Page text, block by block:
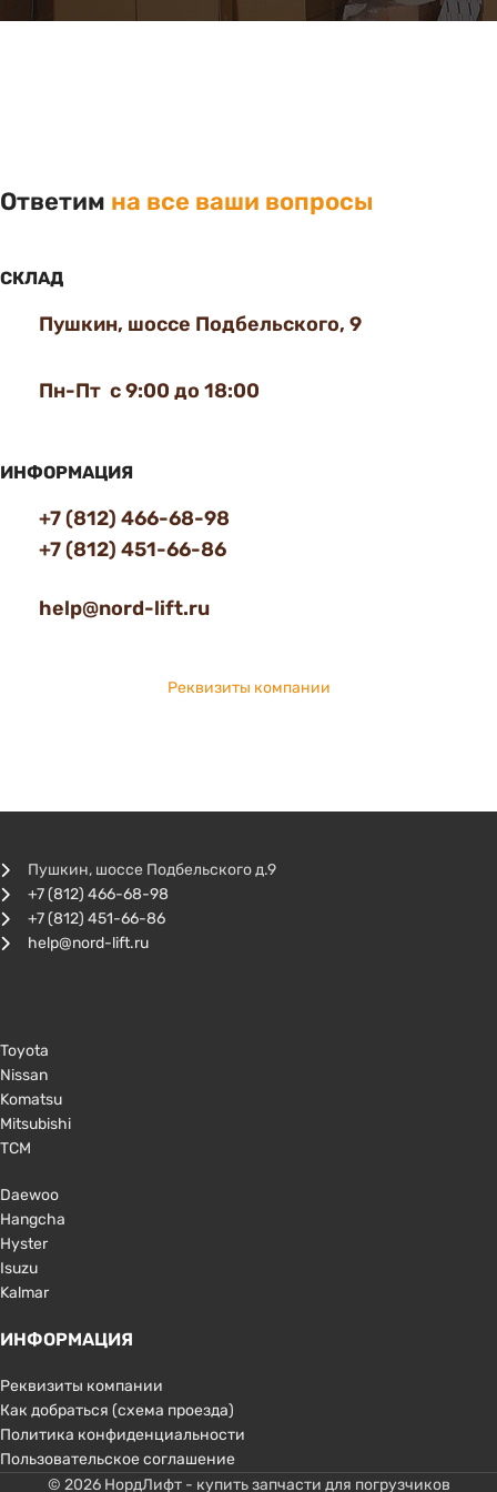
Ответим на все ваши вопросы
СКЛАД
Пушкин, шоссе Подбельского, 9
Пн-Пт с 9:00 до 18:00
ИНФОРМАЦИЯ
+7 (812) 466-68-98
+7 (812) 451-66-86
help@nord-lift.ru
Реквизиты компании
Пушкин, шоссе Подбельского д.9
+7 (812) 466-68-98
+7 (812) 451-66-86
help@nord-lift.ru
Toyota
Nissan
Komatsu
Mitsubishi
TCM
Daewoo
Hangcha
Hyster
Isuzu
Kalmar
ИНФОРМАЦИЯ
Реквизиты компании
Как добраться (схема проезда)
Политика конфиденциальности
Пользовательское соглашение
© 2026 НордЛифт - купить запчасти для погрузчиков